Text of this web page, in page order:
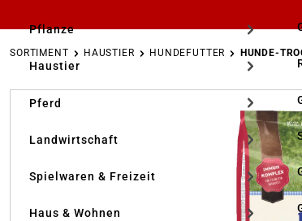
Pflanze
Haustier
Pferd
Landwirtschaft
Spielwaren & Freizeit
Haus & Wohnen
SORTIMENT HAUSTIER HUNDEFUTTER HUNDE-
Bildergalerie überspringen